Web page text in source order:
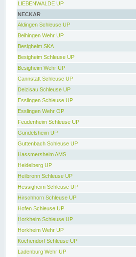
LIEBENWALDE UP
NECKAR
Aldingen Schleuse UP
Beihingen Wehr UP
Besigheim SKA
Besigheim Schleuse UP
Besigheim Wehr UP
Cannstatt Schleuse UP
Deizisau Schleuse UP
Esslingen Schleuse UP
Esslingen Wehr OP
Feudenheim Schleuse UP
Gundelsheim UP
Guttenbach Schleuse UP
Hassmersheim AMS
Heidelberg UP
Heilbronn Schleuse UP
Hessigheim Schleuse UP
Hirschhorn Schleuse UP
Hofen Schleuse UP
Horkheim Schleuse UP
Horkheim Wehr UP
Kochendorf Schleuse UP
Ladenburg Wehr UP